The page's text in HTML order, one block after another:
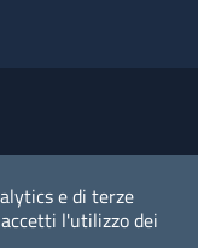
e di terze
l'utilizzo dei